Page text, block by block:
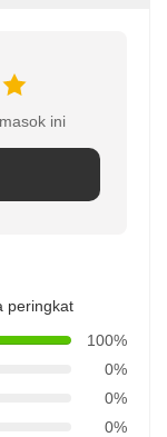
ini
peringkat
100%
0%
0%
0%